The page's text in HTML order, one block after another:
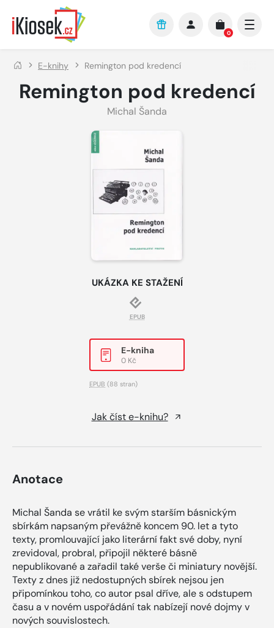
Přejít na hlavní obsah
0
E-knihy Remington pod kredencí
Remington pod kredencí
Michal Šanda
UKÁZKA KE STAŽENÍ
EPUB
E-kniha
0 Kč
EPUB (88 stran)
Jak číst e-knihu?
Anotace
Michal Šanda se vrátil ke svým starším básnickým
sbírkám napsaným převážně koncem 90. let a tyto
texty, promlouvající jako literární fakt své doby, nyní
zrevidoval, probral, připojil některé básně
nepublikované a zařadil také verše či miniatury novější.
Texty z dnes již nedostupných sbírek nejsou jen
připomínkou toho, co autor psal dříve, ale s odstupem
času a v novém uspořádání tak nabízejí nové dojmy v
nových souvislostech.